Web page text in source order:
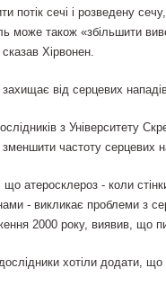
потік сечі і розведену
може також «збільшити
Хірвонен.
від серцевих
з Університету
частоту серцевих
що атеросклероз - коли
- викликає проблеми з
2000 року, виявив, що
хотіли додати,